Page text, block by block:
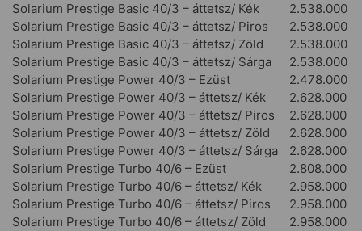
Solarium Prestige Basic 40/3 – áttetsz/ Kék
2.538.000
Solarium Prestige Basic 40/3 – áttetsz/ Piros
2.538.000
Solarium Prestige Basic 40/3 – áttetsz/ Zöld
2.538.000
Solarium Prestige Basic 40/3 – áttetsz/ Sárga
2.538.000
Solarium Prestige Power 40/3 – Ezüst
2.478.000
Solarium Prestige Power 40/3 – áttetsz/ Kék
2.628.000
Solarium Prestige Power 40/3 – áttetsz/ Piros
2.628.000
Solarium Prestige Power 40/3 – áttetsz/ Zöld
2.628.000
Solarium Prestige Power 40/3 – áttetsz/ Sárga
2.628.000
Solarium Prestige Turbo 40/6 – Ezüst
2.808.000
Solarium Prestige Turbo 40/6 – áttetsz/ Kék
2.958.000
Solarium Prestige Turbo 40/6 – áttetsz/ Piros
2.958.000
Solarium Prestige Turbo 40/6 – áttetsz/ Zöld
2.958.000